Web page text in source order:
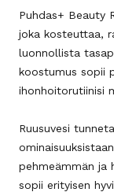
Puhdas+ Beauty
joka kosteuttaa,
luonnollista
koostumus sopii
ihonhoitorutiinisi
Ruusuvesi
pehmeämmän ja
sopii erityisen